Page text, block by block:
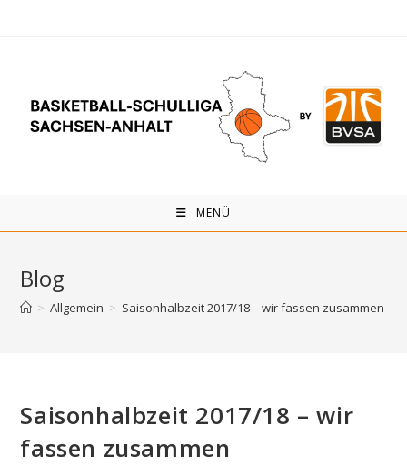
MENÜ
Blog
> Allgemein > Saisonhalbzeit 2017/18 – wir fassen zusammen
Saisonhalbzeit 2017/18 – wir
fassen zusammen